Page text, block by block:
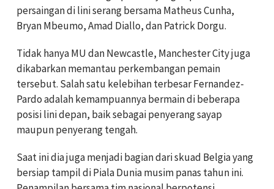
persaingan di lini serang bersama Matheus Cunha,
Bryan Mbeumo, Amad Diallo, dan Patrick Dorgu.
Tidak hanya MU dan Newcastle, Manchester City juga
dikabarkan memantau perkembangan pemain
tersebut. Salah satu kelebihan terbesar Fernandez-
Pardo adalah kemampuannya bermain di beberapa
posisi lini depan, baik sebagai penyerang sayap
maupun penyerang tengah.
Saat ini dia juga menjadi bagian dari skuad Belgia yang
bersiap tampil di Piala Dunia musim panas tahun ini.